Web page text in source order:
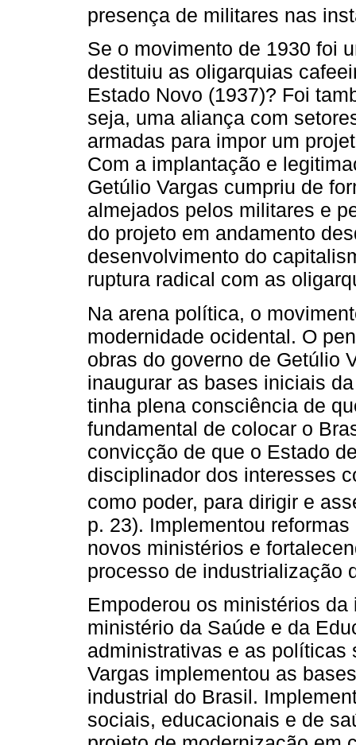
presença de militares nas
Se o movimento de 1930 foi
destituiu as oligarquias
Estado Novo (1937)? Foi
seja, uma aliança com
armadas para impor um
Com a implantação e
Getúlio Vargas cumpriu de
almejados pelos militares e
do projeto em andamento
desenvolvimento do
ruptura radical com as
Na arena política, o
modernidade ocidental. O
obras do governo de Getúlio
inaugurar as bases iniciais
tinha plena consciência de
fundamental de colocar o
convicção de que o Estado
disciplinador dos interesses
como poder, para dirigir e
p. 23). Implementou
novos ministérios e
processo de industrialização
Empoderou os ministérios
ministério da Saúde e da
administrativas e as políticas
Vargas implementou as
industrial do Brasil.
sociais, educacionais e de